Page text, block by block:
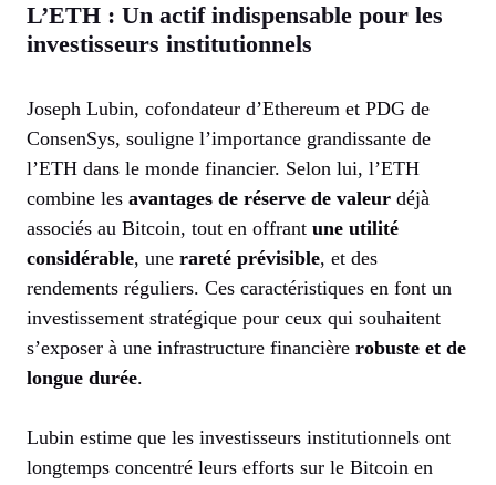
L’ETH : Un actif indispensable pour les
investisseurs institutionnels
Joseph Lubin, cofondateur d’Ethereum et PDG de
ConsenSys, souligne l’importance grandissante de
l’ETH dans le monde financier. Selon lui, l’ETH
combine les avantages de réserve de valeur déjà
associés au Bitcoin, tout en offrant une utilité
considérable, une rareté prévisible, et des
rendements réguliers. Ces caractéristiques en font un
investissement stratégique pour ceux qui souhaitent
s’exposer à une infrastructure financière robuste et de
longue durée.
Lubin estime que les investisseurs institutionnels ont
longtemps concentré leurs efforts sur le Bitcoin en